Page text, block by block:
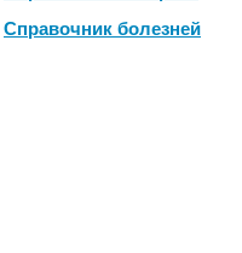
Справочник болезней